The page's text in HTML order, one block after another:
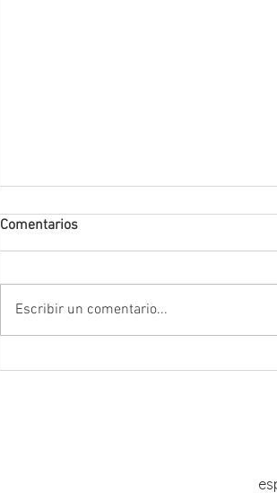
Comentarios
Escribir un comentario...